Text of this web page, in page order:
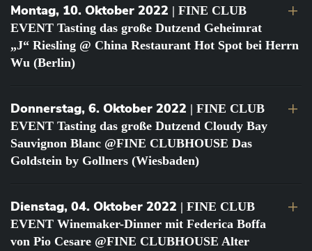
Montag, 10. Oktober 2022 | FINE CLUB
EVENT Tasting das große Dutzend Geheimrat
„J“ Riesling @ China Restaurant Hot Spot bei Herrn
Wu (Berlin)
Donnerstag, 6. Oktober 2022 | FINE CLUB
EVENT Tasting das große Dutzend Cloudy Bay
Sauvignon Blanc @FINE CLUBHOUSE Das
Goldstein by Gollners (Wiesbaden)
Dienstag, 04. Oktober 2022 | FINE CLUB
EVENT Winemaker-Dinner mit Federica Boffa
von Pio Cesare @FINE CLUBHOUSE Alter